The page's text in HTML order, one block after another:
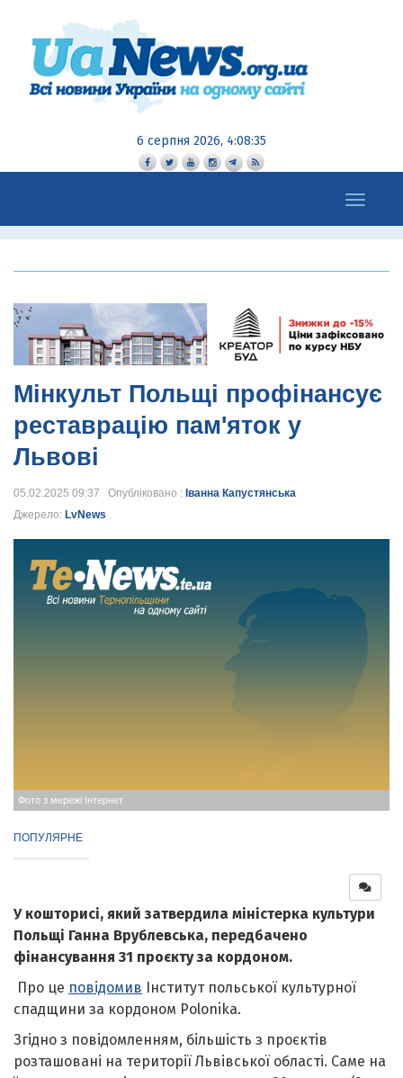
6 серпня 2026, 4:08:36
Toggle
navigation
Мінкульт Польщі профінансує
реставрацію пам'яток у
Львові
05.02.2025 09:37 Опубліковано : Іванна Капустянська
Джерело: LvNews
Фото з мережі Інтернет
ПОПУЛЯРНЕ
У кошторисі, який затвердила міністерка культури
Польщі Ганна Врублевська, передбачено
фінансування 31 проєкту за кордоном.
Про це повідомив Інститут польської культурної
спадщини за кордоном Polonika.
Згідно з повідомленням, більшість з проєктів
розташовані на території Львівської області. Саме на